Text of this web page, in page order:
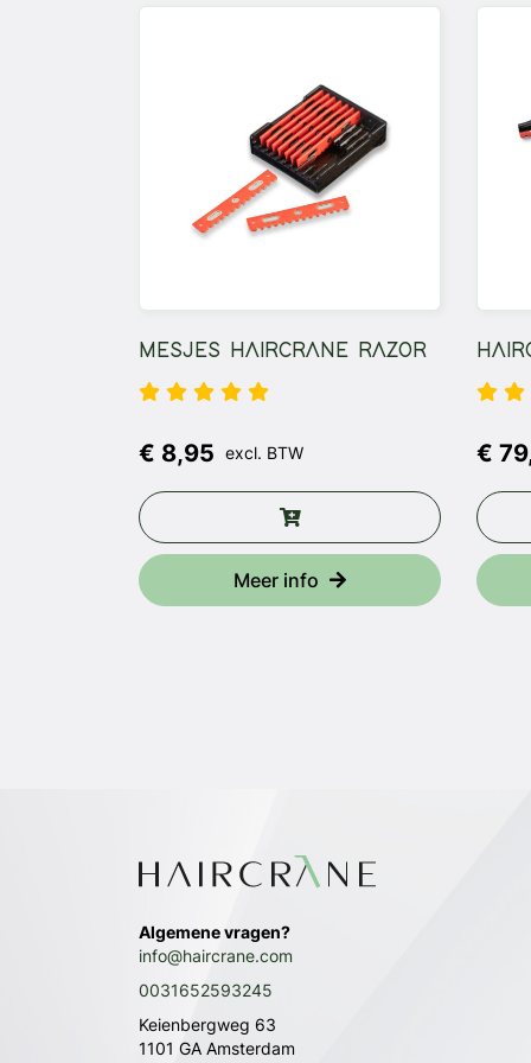
MESJES HAIRCRANE RAZOR
€ 8,95 excl. BTW
Meer info
€
Algemene vragen?
info@haircrane.com
0031652593245
Keienbergweg 63
1101 GA Amsterdam